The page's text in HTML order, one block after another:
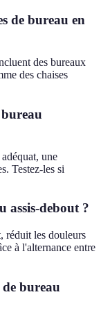
de bureau en
des bureaux
des chaises
une
Testez-les si
assis-debout ?
réduit les douleurs
à l'alternance entre
bureau